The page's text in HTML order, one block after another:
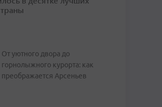
От уютного двора до
горнолыжного курорта: как
преображается Арсеньев